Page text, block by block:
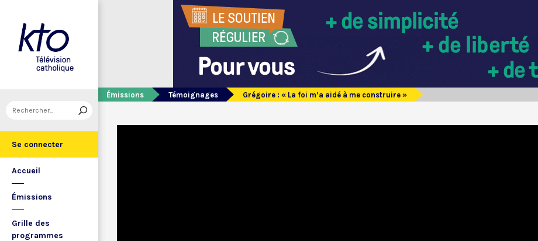
Se connecter
Accueil
Émissions
Grille des
programmes
Émissions Témoignages Grégoire : « La foi m’a aidé à me construire »